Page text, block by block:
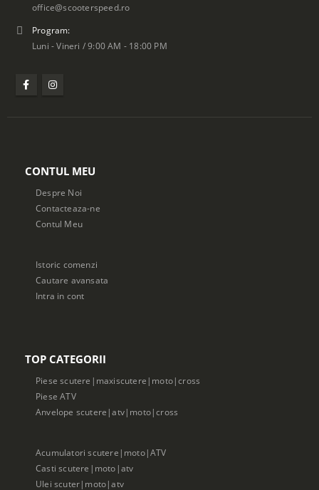
office@scooterspeed.ro
Program:
Luni - Vineri / 9:00 AM - 18:00 PM
CONTUL MEU
Despre Noi
Contacteaza-ne
Contul Meu
Istoric comenzi
Cautare avansata
Intra in cont
TOP CATEGORII
Piese scutere|maxiscutere|moto|cross
Piese ATV
Anvelope scutere|atv|moto|cross
Acumulatori scutere|moto|ATV
Casti scutere|moto|atv
Ulei scuter|moto|atv